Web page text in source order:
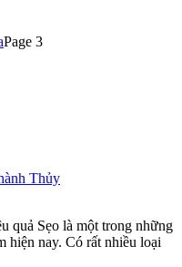
Page 3
Thủy
quả Sẹo là một trong những
hiện nay. Có rất nhiều loại